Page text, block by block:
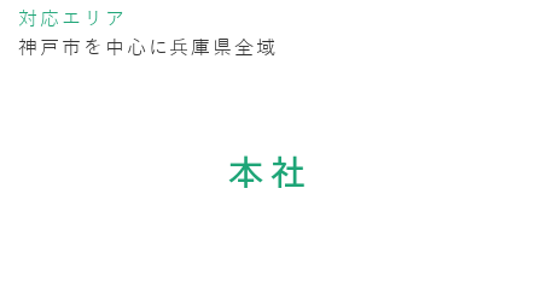
対応エリア
神戸市を中心に兵庫県全域
本社